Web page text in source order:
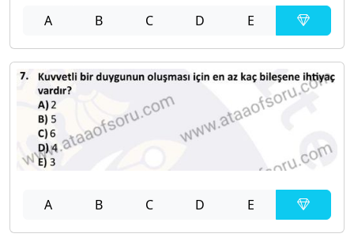
A B C D E
A B C D E